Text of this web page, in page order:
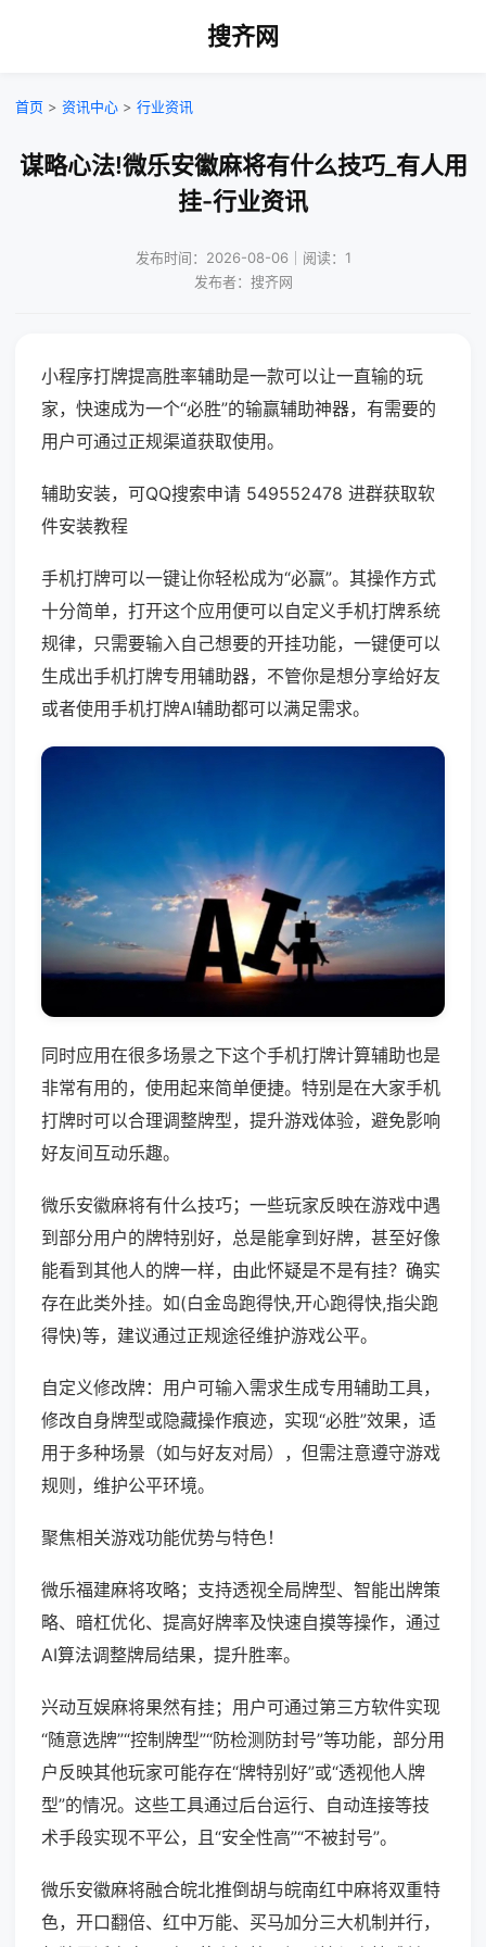
搜齐网
首页 > 资讯中心 > 行业资讯
谋略心法!微乐安徽麻将有什么技巧_有人用
挂-行业资讯
发布时间：2026-08-06｜阅读：1
发布者：搜齐网
小程序打牌提高胜率辅助是一款可以让一直输的玩
家，快速成为一个“必胜”的输赢辅助神器，有需要的
用户可通过正规渠道获取使用。
辅助安装，可QQ搜索申请 549552478 进群获取软
件安装教程
手机打牌可以一键让你轻松成为“必赢”。其操作方式
十分简单，打开这个应用便可以自定义手机打牌系统
规律，只需要输入自己想要的开挂功能，一键便可以
生成出手机打牌专用辅助器，不管你是想分享给好友
或者使用手机打牌AI辅助都可以满足需求。
同时应用在很多场景之下这个手机打牌计算辅助也是
非常有用的，使用起来简单便捷。特别是在大家手机
打牌时可以合理调整牌型，提升游戏体验，避免影响
好友间互动乐趣。
微乐安徽麻将有什么技巧；一些玩家反映在游戏中遇
到部分用户的牌特别好，总是能拿到好牌，甚至好像
能看到其他人的牌一样，由此怀疑是不是有挂？确实
存在此类外挂。如(白金岛跑得快,开心跑得快,指尖跑
得快)等，建议通过正规途径维护游戏公平。
自定义修改牌：用户可输入需求生成专用辅助工具，
修改自身牌型或隐藏操作痕迹，实现“必胜”效果，适
用于多种场景（如与好友对局），但需注意遵守游戏
规则，维护公平环境。
聚焦相关游戏功能优势与特色！
微乐福建麻将攻略；支持透视全局牌型、智能出牌策
略、暗杠优化、提高好牌率及快速自摸等操作，通过
AI算法调整牌局结果，提升胜率。
兴动互娱麻将果然有挂；用户可通过第三方软件实现
“随意选牌”“控制牌型”“防检测防封号”等功能，部分用
户反映其他玩家可能存在“牌特别好”或“透视他人牌
型”的情况。这些工具通过后台运行、自动连接等技
术手段实现不平公，且“安全性高”“不被封号”。
微乐安徽麻将融合皖北推倒胡与皖南红中麻将双重特
色，开口翻倍、红中万能、买马加分三大机制并行，